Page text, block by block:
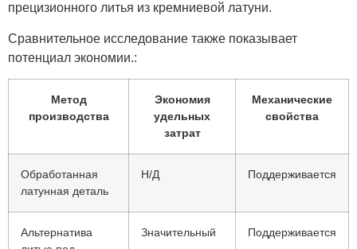
прецизионного литья из кремниевой латуни.
Сравнительное исследование также показывает
потенциал экономии.:
Метод
производства
Экономия
удельных
затрат
Механические
свойства
Обработанная
латунная деталь
Н/Д Поддерживается
Альтернатива
Значительный Поддерживается